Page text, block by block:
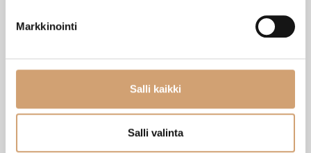
Markkinointi
Salli kaikki
Salli valintaIbili Sushisetti